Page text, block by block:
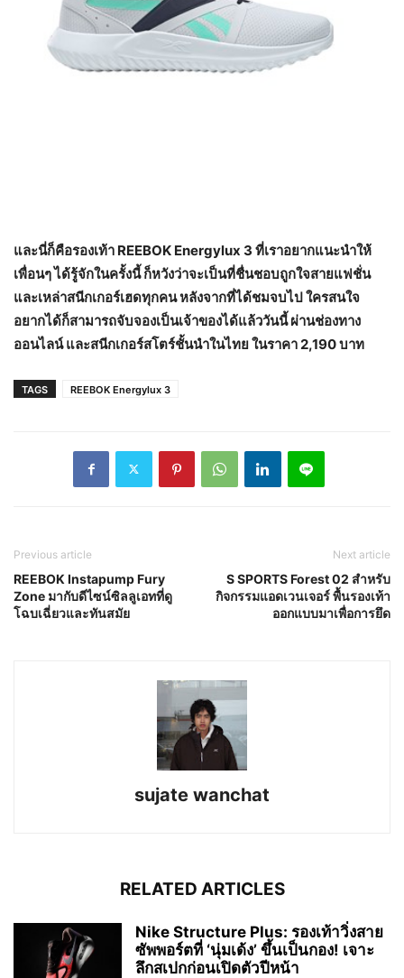
และนี่ก็คือรองเท้า REEBOK Energylux 3 ที่เราอยากแนะนำให้
เพื่อนๆ ได้รู้จักในครั้งนี้ ก็หวังว่าจะเป็นที่ชื่นชอบถูกใจสายแฟชั่น
และเหล่าสนีกเกอร์เฮดทุกคน หลังจากที่ได้ชมจบไป ใครสนใจ
อยากได้ก็สามารถจับจองเป็นเจ้าของได้แล้ววันนี้ ผ่านช่องทาง
ออนไลน์ และสนีกเกอร์สโตร์ชั้นนำในไทย ในราคา 2,190 บาท
TAGS REEBOK Energylux 3
Previous article
REEBOK Instapump Fury
Zone มากับดีไซน์ซิลลูเอทที่ดู
โฉบเฉี่ยวและทันสมัย
Next article
S SPORTS Forest 02 สำหรับ
กิจกรรมแอดเวนเจอร์ พื้นรองเท้า
ออกแบบมาเพื่อการยึด
sujate wanchat
RELATED ARTICLES
Nike Structure Plus: รองเท้าวิ่งสาย
ซัพพอร์ตที่ ‘นุ่มเด้ง’ ขึ้นเป็นกอง! เจาะ
ลึกสเปกก่อนเปิดตัวปีหน้า